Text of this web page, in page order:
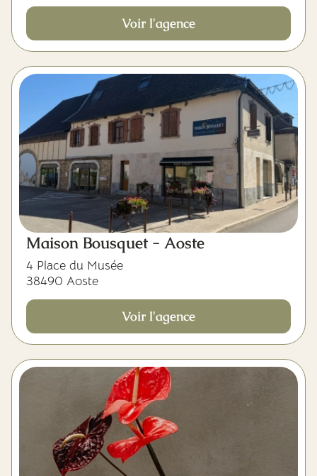
Voir l'agence
Maison Bousquet - Aoste
4 Place du Musée
38490 Aoste
Voir l'agence